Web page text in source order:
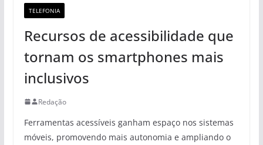
TELEFONIA
Recursos de acessibilidade que
tornam os smartphones mais
inclusivos
Redação
Ferramentas acessíveis ganham espaço nos sistemas
móveis, promovendo mais autonomia e ampliando o